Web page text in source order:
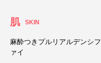
肌 SKIN
麻酔つきプルリアルデンシフ
ァイ